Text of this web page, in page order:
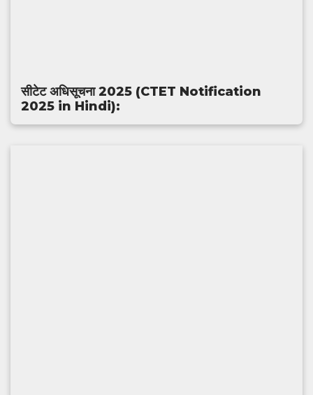
सीटेट अधिसूचना 2025 (CTET Notification
2025 in Hindi):